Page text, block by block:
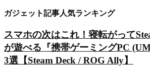
ガジェット記事人気ランキング
スマホの次はこれ！寝転がって
が遊べる『携帯ゲーミングPC
3選【Steam Deck / ROG Ally】